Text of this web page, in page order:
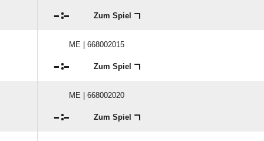
: Zum Spiel
ME | 668002015
: Zum Spiel
ME | 668002020
: Zum Spiel